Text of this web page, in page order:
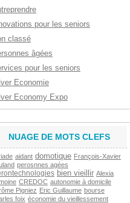
pour les seniors
classé
âgées
pour les seniors
Economie
Economy Expo
NUAGE DE MOTS CLEFS
aidant domotique François-Xavier
perosnnes agées
bien vieillir Alexia
CREDOC autonomie à domicile
Pigniez Eric Guillaume bourse
foix économie du vieillessement